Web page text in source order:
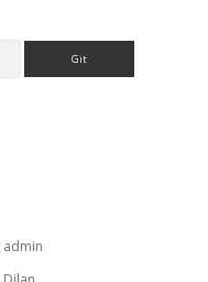
admin